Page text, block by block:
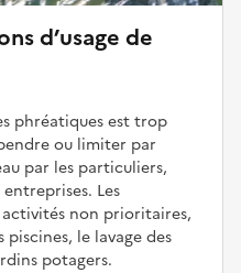
d’usage de
phréatiques est trop
ou limiter par
par les particuliers,
Les
non prioritaires,
piscines, le lavage des
potagers.